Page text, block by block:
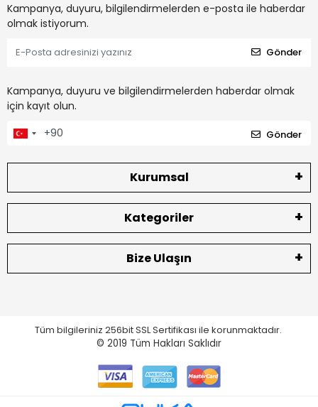
Kampanya, duyuru, bilgilendirmelerden e-posta ile haberdar
olmak istiyorum.
Gönder
Kampanya, duyuru ve bilgilendirmelerden haberdar olmak
için kayıt olun.
Gönder
Kurumsal
Kategoriler
Bize Ulaşın
Tüm bilgileriniz 256bit SSL Sertifikası ile korunmaktadır.
© 2019 Tüm Hakları Saklıdır